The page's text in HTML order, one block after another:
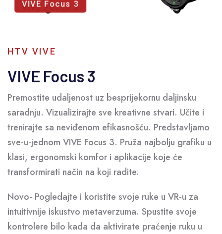
VIVE Focus 3
HTV VIVE
VIVE Focus 3
Premostite udaljenost uz besprijekornu daljinsku
saradnju. Vizualizirajte sve kreativne stvari. Učite i
trenirajte sa neviđenom efikasnošću. Predstavljamo
sve-u-jednom VIVE Focus 3. Pruža najbolju grafiku u
klasi, ergonomski komfor i aplikacije koje će
transformirati način na koji radite.
Novo- Pogledajte i koristite svoje ruke u VR-u za
intuitivnije iskustvo metaverzuma. Spustite svoje
kontrolere bilo kada da aktivirate praćenje ruku u